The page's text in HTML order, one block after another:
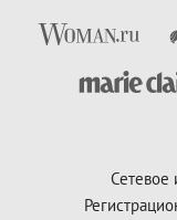
Сетевое